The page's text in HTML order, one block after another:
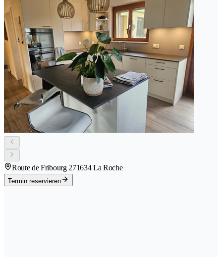
Route de Fribourg 271634 La Roche
Termin reservieren